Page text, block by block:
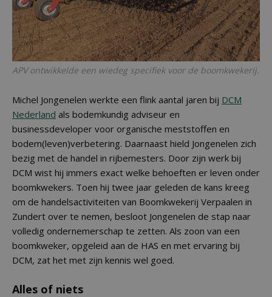
APV ontwikkelde een wiedeg specifiek voor de boomkwekerij.
Michel Jongenelen werkte een flink aantal jaren bij DCM
Nederland als bodemkundig adviseur en
businessdeveloper voor organische meststoffen en
bodem(leven)verbetering. Daarnaast hield Jongenelen zich
bezig met de handel in rijbemesters. Door zijn werk bij
DCM wist hij immers exact welke behoeften er leven onder
boomkwekers. Toen hij twee jaar geleden de kans kreeg
om de handelsactiviteiten van Boomkwekerij Verpaalen in
Zundert over te nemen, besloot Jongenelen de stap naar
volledig ondernemerschap te zetten. Als zoon van een
boomkweker, opgeleid aan de HAS en met ervaring bij
DCM, zat het met zijn kennis wel goed.
Alles of niets